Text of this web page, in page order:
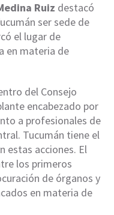
Ruiz destacó
ser sede de
el lugar de
en materia de
del Consejo
encabezado por
a profesionales de
Tucumán tiene el
estas acciones. El
los primeros
de órganos y
en materia de